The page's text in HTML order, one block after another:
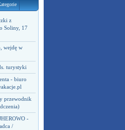
z
Soliny, 17
wejdę w
turystyki
- biuro
przewodnik
-
/